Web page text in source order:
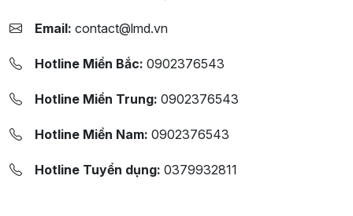
Email: contact@lmd.vn
Hotline Miền Bắc: 0902376543
Hotline Miền Trung: 0902376543
Hotline Miền Nam: 0902376543
Hotline Tuyển dụng: 0379932811